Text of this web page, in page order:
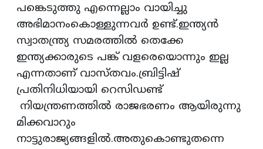
പങ്കെടുത്തു എന്നെല്ലാം വായിച്ചു
അഭിമാനംകൊള്ളുന്നവർ ഉണ്ട്.ഇന്ത്യൻ
സ്വാതന്ത്ര്യ സമരത്തിൽ തെക്കേ
ഇന്ത്യക്കാരുടെ പങ്ക് വളരെയൊന്നും ഇല്ല
എന്നതാണ് വാസ്തവം.ബ്രിട്ടിഷ്
പ്രതിനിധിയായി റെസിഡണ്ട്
നിയന്ത്രണത്തിൽ രാജഭരണം ആയിരുന്നു
മിക്കവാറും
നാട്ടുരാജ്യങ്ങളിൽ.അതുകൊണ്ടുതന്നെ